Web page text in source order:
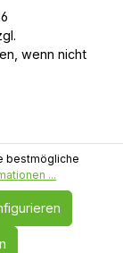
wenn nicht
bestmögliche
...